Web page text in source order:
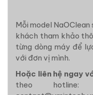
Mỗi model
khách tham khảo
từng dòng máy để
với đơn vị mình.
Hoặc liên hệ ngay
theo hotline: